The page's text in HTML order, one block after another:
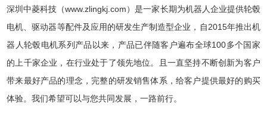
深圳中菱科技（www.zlingkj.com）是一家长期为机器人企业提供轮毂
电机、驱动器等配件及应用的研发生产制造型企业，自2015年推出机
器人轮毂电机系列产品以来，产品已伴随客户遍布全球100多个国家
的上千家企业，在行业处于了领先地位。且一直坚持不断创新为客户
带来最好产品的理念，完整的研发销售体系，给客户提供最好的购买
体验。我们希望可以与您共同发展，一路前行。